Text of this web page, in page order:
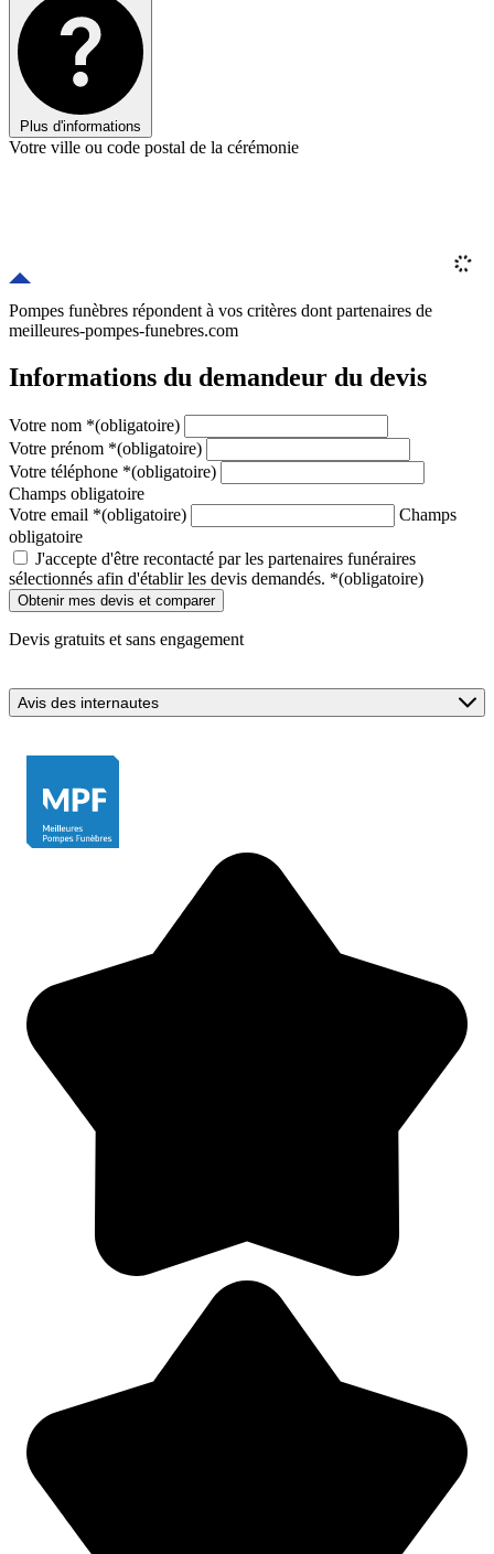
Plus d'informations
Votre ville ou code postal de la cérémonie
Pompes funèbres répondent à vos critères dont partenaires de
meilleures-pompes-funebres.com
Informations du demandeur du devis
Votre nom *(obligatoire)
Votre prénom *(obligatoire)
Votre téléphone *(obligatoire)
Champs obligatoire
Votre email *(obligatoire)
Champs
obligatoire
J'accepte d'être recontacté par les partenaires funéraires
sélectionnés afin d'établir les devis demandés. *(obligatoire)
Devis gratuits et sans engagement
Avis des internautes